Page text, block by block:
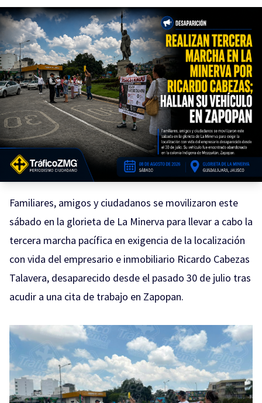
Familiares, amigos y ciudadanos se movilizaron este
sábado en la glorieta de La Minerva para llevar a cabo la
tercera marcha pacífica en exigencia de la localización
con vida del empresario e inmobiliario Ricardo Cabezas
Talavera, desaparecido desde el pasado 30 de julio tras
acudir a una cita de trabajo en Zapopan.